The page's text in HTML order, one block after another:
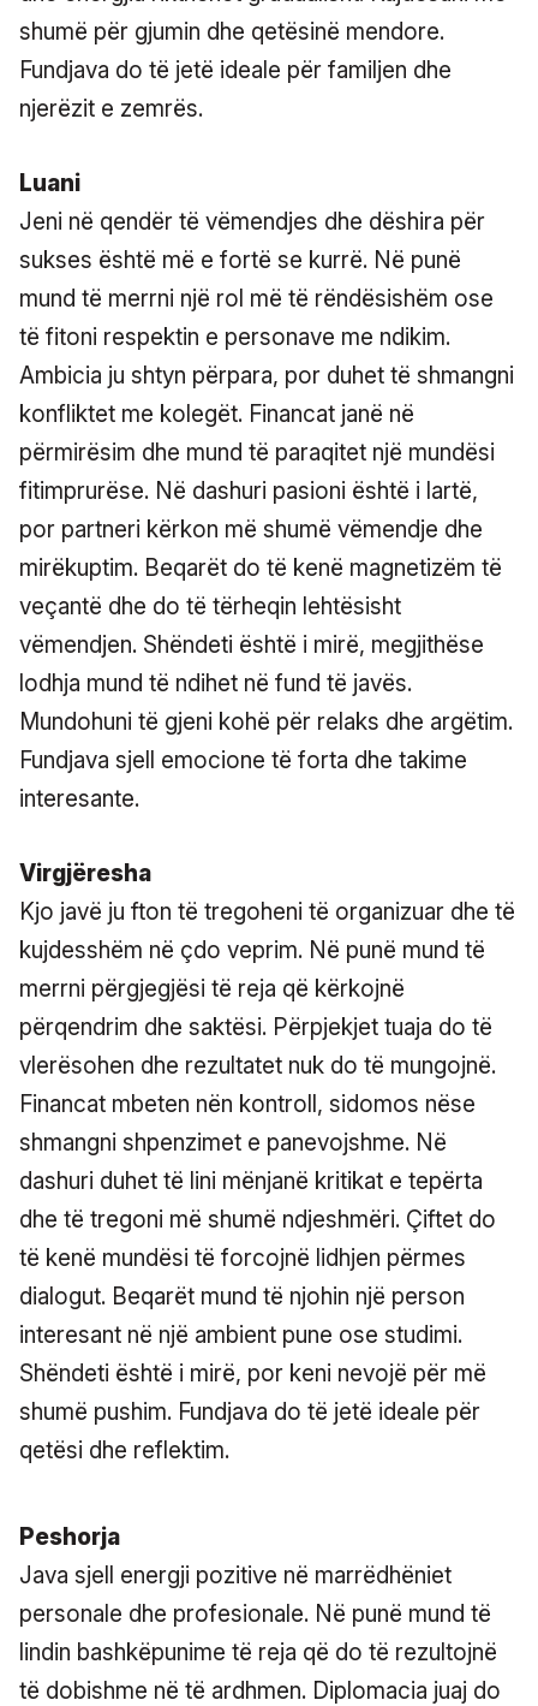
shumë për gjumin dhe qetësinë mendore.
Fundjava do të jetë ideale për familjen dhe
njerëzit e zemrës.
Luani
Jeni në qendër të vëmendjes dhe dëshira për
sukses është më e fortë se kurrë. Në punë
mund të merrni një rol më të rëndësishëm ose
të fitoni respektin e personave me ndikim.
Ambicia ju shtyn përpara, por duhet të shmangni
konfliktet me kolegët. Financat janë në
përmirësim dhe mund të paraqitet një mundësi
fitimprurëse. Në dashuri pasioni është i lartë,
por partneri kërkon më shumë vëmendje dhe
mirëkuptim. Beqarët do të kenë magnetizëm të
veçantë dhe do të tërheqin lehtësisht
vëmendjen. Shëndeti është i mirë, megjithëse
lodhja mund të ndihet në fund të javës.
Mundohuni të gjeni kohë për relaks dhe argëtim.
Fundjava sjell emocione të forta dhe takime
interesante.
Virgjëresha
Kjo javë ju fton të tregoheni të organizuar dhe të
kujdesshëm në çdo veprim. Në punë mund të
merrni përgjegjësi të reja që kërkojnë
përqendrim dhe saktësi. Përpjekjet tuaja do të
vlerësohen dhe rezultatet nuk do të mungojnë.
Financat mbeten nën kontroll, sidomos nëse
shmangni shpenzimet e panevojshme. Në
dashuri duhet të lini mënjanë kritikat e tepërta
dhe të tregoni më shumë ndjeshmëri. Çiftet do
të kenë mundësi të forcojnë lidhjen përmes
dialogut. Beqarët mund të njohin një person
interesant në një ambient pune ose studimi.
Shëndeti është i mirë, por keni nevojë për më
shumë pushim. Fundjava do të jetë ideale për
qetësi dhe reflektim.
Peshorja
Java sjell energji pozitive në marrëdhëniet
personale dhe profesionale. Në punë mund të
lindin bashkëpunime të reja që do të rezultojnë
të dobishme në të ardhmen. Diplomacia juaj do